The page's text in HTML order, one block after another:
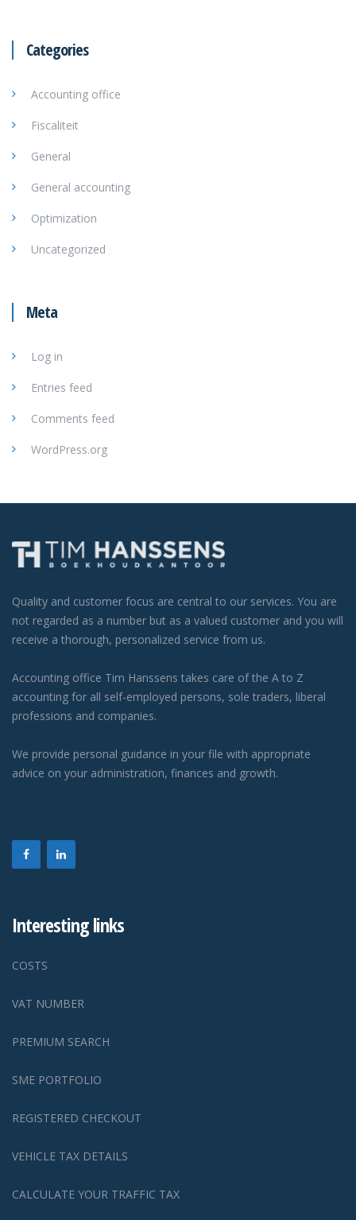
Categories
Accounting office
Fiscaliteit
General
General accounting
Optimization
Uncategorized
Meta
Log in
Entries feed
Comments feed
WordPress.org
Quality and customer focus are central to our services. You are
not regarded as a number but as a valued customer and you will
receive a thorough, personalized service from us.
Accounting office Tim Hanssens takes care of the A to Z
accounting for all self-employed persons, sole traders, liberal
professions and companies.
We provide personal guidance in your file with appropriate
advice on your administration, finances and growth.
Interesting links
COSTS
VAT NUMBER
PREMIUM SEARCH
SME PORTFOLIO
REGISTERED CHECKOUT
VEHICLE TAX DETAILS
CALCULATE YOUR TRAFFIC TAX